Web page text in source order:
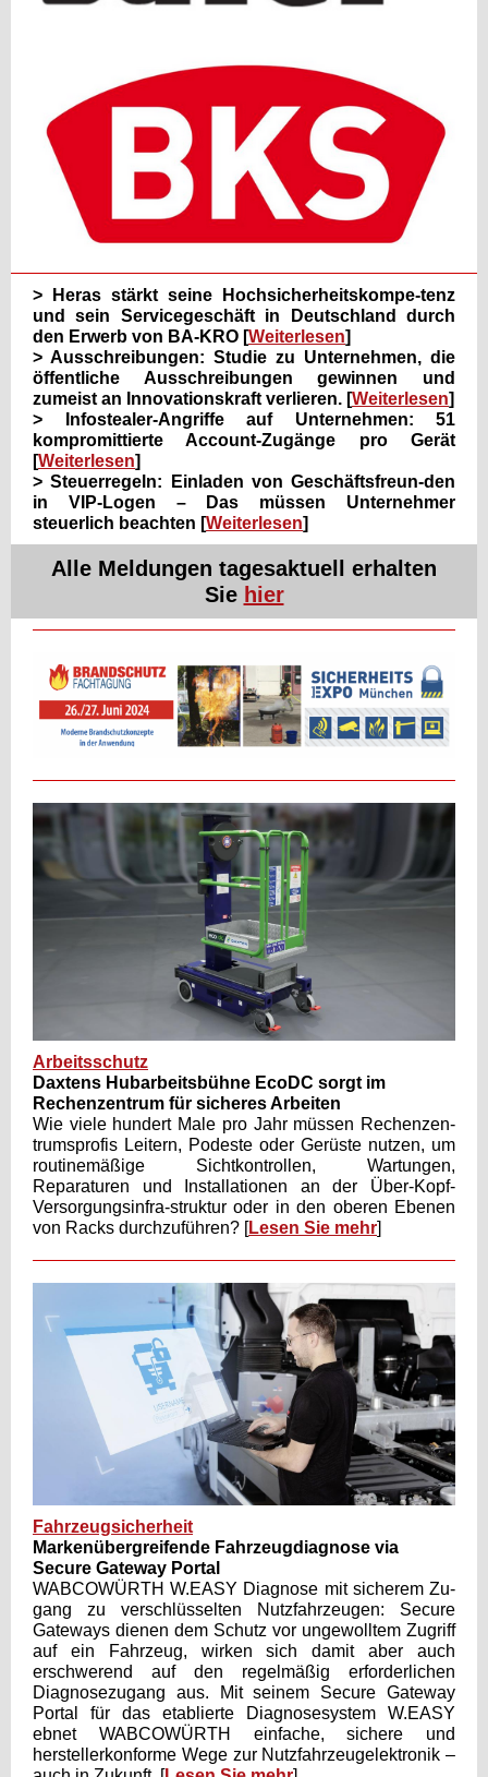
> Heras stärkt seine Hochsicherheitskompe-tenz
und sein Servicegeschäft in Deutschland durch
den Erwerb von BA-KRO [Weiterlesen]
> Ausschreibungen: Studie zu Unternehmen, die
öffentliche Ausschreibungen gewinnen und
zumeist an Innovationskraft verlieren. [Weiterlesen]
> Infostealer-Angriffe auf Unternehmen: 51
kompromittierte Account-Zugänge pro Gerät
[Weiterlesen]
> Steuerregeln: Einladen von Geschäftsfreun-den
in VIP-Logen – Das müssen Unternehmer
steuerlich beachten [Weiterlesen]
Alle Meldungen tagesaktuell erhalten
Sie hier
Arbeitsschutz
Daxtens Hubarbeitsbühne EcoDC sorgt im
Rechenzentrum für sicheres Arbeiten
Wie viele hundert Male pro Jahr müssen Rechenzen-
trumsprofis Leitern, Podeste oder Gerüste nutzen, um
routinemäßige Sichtkontrollen, Wartungen,
Reparaturen und Installationen an der Über-Kopf-
Versorgungsinfra-struktur oder in den oberen Ebenen
von Racks durchzuführen? [Lesen Sie mehr]
Fahrzeugsicherheit
Markenübergreifende Fahrzeugdiagnose via
Secure Gateway Portal
WABCOWÜRTH W.EASY Diagnose mit sicherem Zu-
gang zu verschlüsselten Nutzfahrzeugen: Secure
Gateways dienen dem Schutz vor ungewolltem Zugriff
auf ein Fahrzeug, wirken sich damit aber auch
erschwerend auf den regelmäßig erforderlichen
Diagnosezugang aus. Mit seinem Secure Gateway
Portal für das etablierte Diagnosesystem W.EASY
ebnet WABCOWÜRTH einfache, sichere und
herstellerkonforme Wege zur Nutzfahrzeugelektronik –